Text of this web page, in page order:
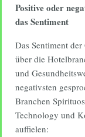
Positive oder
das Sentiment
Das Sentiment
über die
und
negativsten
Branchen
Technology und
auffielen: